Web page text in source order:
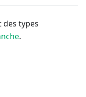
des types
.